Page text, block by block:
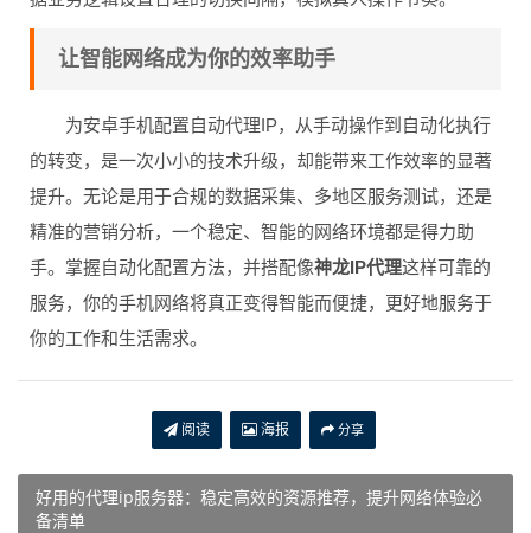
让智能网络成为你的效率助手
为安卓手机配置自动代理IP，从手动操作到自动化执行
的转变，是一次小小的技术升级，却能带来工作效率的显著
提升。无论是用于合规的数据采集、多地区服务测试，还是
精准的营销分析，一个稳定、智能的网络环境都是得力助
手。掌握自动化配置方法，并搭配像神龙IP代理这样可靠的
服务，你的手机网络将真正变得智能而便捷，更好地服务于
你的工作和生活需求。
阅读 海报 分享
好用的代理ip服务器：稳定高效的资源推荐，提升网络体验必
备清单